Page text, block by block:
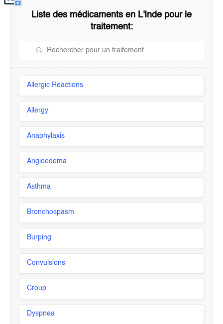
Liste des médicaments en L'Inde pour le
traitement:
Allergic Reactions
Allergy
Anaphylaxis
Angioedema
Asthma
Bronchospasm
Burping
Convulsions
Croup
Dyspnea